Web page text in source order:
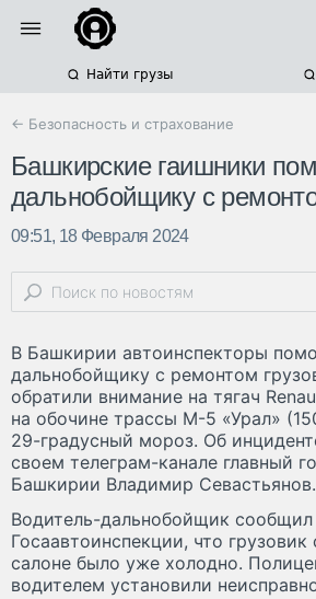
Найти грузы
← Безопасность и страхование
Башкирские гаишники
дальнобойщику с
09:51, 18 Февраля 2024
В Башкирии автоинспекторы
дальнобойщику с ремонтом
обратили внимание на тягач
на обочине трассы М-5 «Урал»
29-градусный мороз. Об
своем телеграм-канале главный
Башкирии Владимир Севастьянов.
Водитель-дальнобойщик сообщил
Госаавтоинспекции, что
салоне было уже холодно.
водителем установили